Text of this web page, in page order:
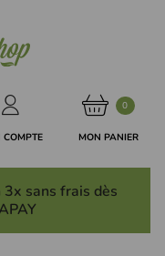
COMPTE
0
MON PANIER
3x sans frais dès